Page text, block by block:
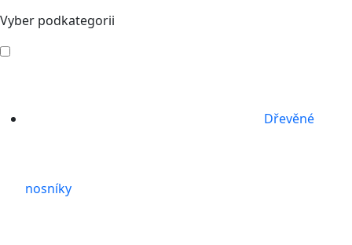
Vyber podkategorii
Dřevěné
nosníky